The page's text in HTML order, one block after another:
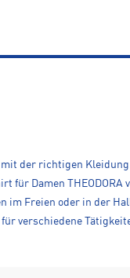
der richtigen
für Damen
im Freien oder in der
verschiedene